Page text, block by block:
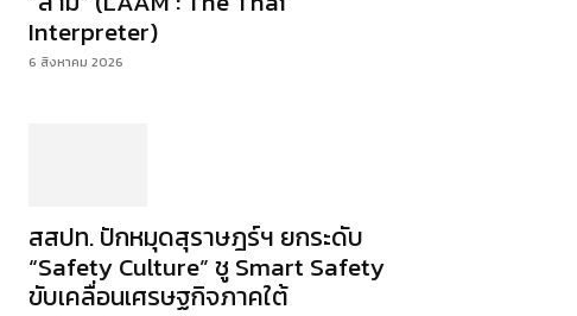
Interpreter)
6 สิงหาคม 2026
สสปท. ปักหมุดสุราษฎร์ฯ ยกระดับ
“Safety Culture” ชู Smart Safety
ขับเคลื่อนเศรษฐกิจภาคใต้